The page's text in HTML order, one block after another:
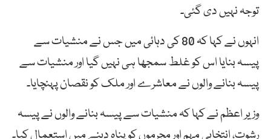
توجہ نہیں دی گئی۔
انہوں نے کہا کہ 80 کی دہائی میں جس نے منشیات سے
پیسہ بنایا اس کو غلط سمجھا ہی نہیں گیا اور منشیات سے
پیسہ بنانے والوں نے معاشرے اور ملک کو نقصان پہنچایا۔
وزیر اعظم نے کہا کہ منشیات سے پیسہ بنانے والوں نے پیسہ
رشوت، انتخابی مہم اور مجرموں کو پناہ دینے میں استعمال کیا۔